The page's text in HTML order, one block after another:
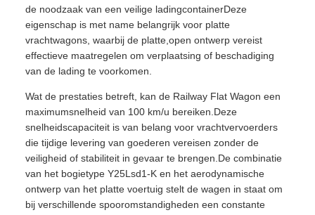
de noodzaak van een veilige ladingcontainerDeze
eigenschap is met name belangrijk voor platte
vrachtwagons, waarbij de platte,open ontwerp vereist
effectieve maatregelen om verplaatsing of beschadiging
van de lading te voorkomen.
Wat de prestaties betreft, kan de Railway Flat Wagon een
maximumsnelheid van 100 km/u bereiken.Deze
snelheidscapaciteit is van belang voor vrachtvervoerders
die tijdige levering van goederen vereisen zonder de
veiligheid of stabiliteit in gevaar te brengen.De combinatie
van het bogietype Y25Lsd1-K en het aerodynamische
ontwerp van het platte voertuig stelt de wagen in staat om
bij verschillende spooromstandigheden een constante